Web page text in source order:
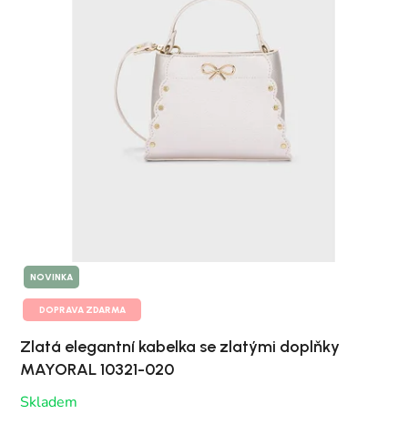
NOVINKA
DOPRAVA ZDARMA
Zlatá elegantní kabelka se zlatými doplňky
MAYORAL 10321-020
Skladem